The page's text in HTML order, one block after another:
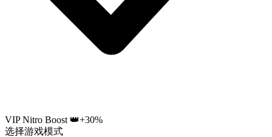
VIP Nitro Boost 👑+30%
选择游戏模式